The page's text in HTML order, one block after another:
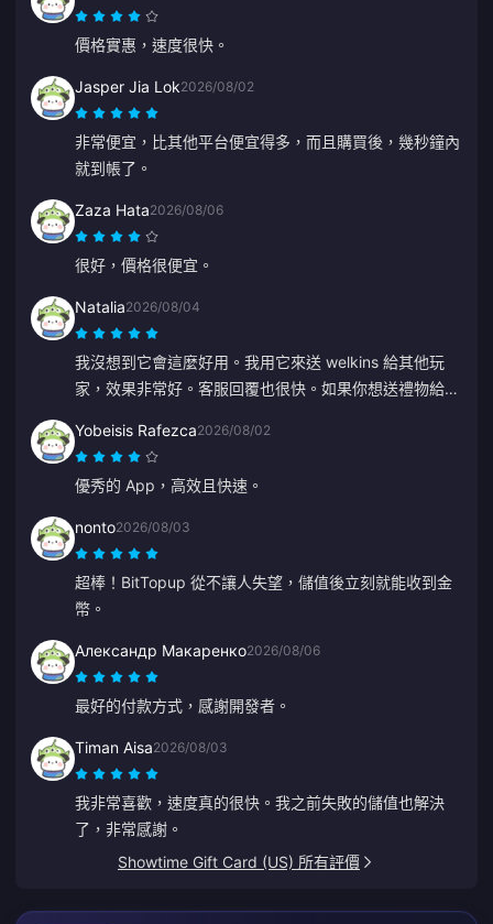
價格實惠，速度很快。
Jasper Jia Lok2026/08/02
非常便宜，比其他平台便宜得多，而且購買後，幾秒鐘內
就到帳了。
Zaza Hata2026/08/06
很好，價格很便宜。
Natalia2026/08/04
我沒想到它會這麼好用。我用它來送 welkins 給其他玩
家，效果非常好。客服回覆也很快。如果你想送禮物給任
Yobeisis Rafezca2026/08/02
優秀的 App，高效且快速。
nonto2026/08/03
超棒！BitTopup 從不讓人失望，儲值後立刻就能收到金
幣。
Александр Макаренко2026/08/06
最好的付款方式，感謝開發者。
Timan Aisa2026/08/03
我非常喜歡，速度真的很快。我之前失敗的儲值也解決
了，非常感謝。
Showtime Gift Card (US) 所有評價